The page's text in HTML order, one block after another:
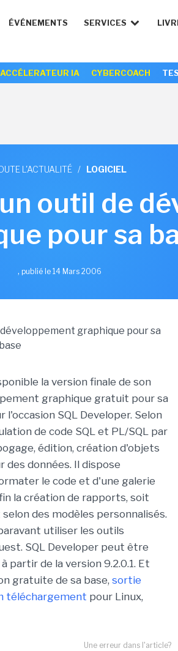
ÉVÉNEMENTS SERVICES
ACCÉLERATEUR IA CYBERCOACH
L'ACTUALITÉ / LOGICIEL
outil de
pour sa
, publié le 14 Mars 2006
la version finale de son
graphique gratuit pour sa
SQL Developer. Selon
de code SQL et PL/SQL par
édition, création d'objets
des données. Il dispose
le code et d'une galerie
la création de rapports, soit
des modèles personnalisés.
utiliser les outils
SQL Developer peut être
partir de la version 9.2.0.1. Et
gratuite de sa base, sortie
téléchargement pour Linux,
Une erreur dans l'article?